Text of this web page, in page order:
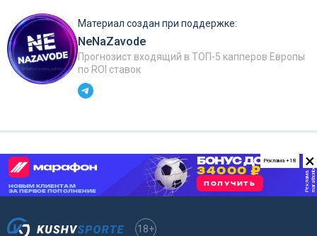
Материал создан при поддержке:
NeNaZavode
Прогнозист входящий в ТОП-5 капперов Европы
по ROI ставок
×
Реклама +18
18+